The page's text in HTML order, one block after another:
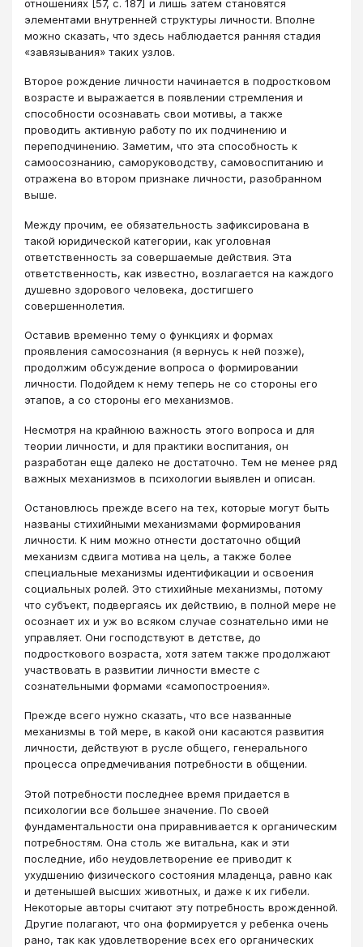
отношениях [57, с. 187] и лишь затем становятся
элементами внутренней структуры личности. Вполне
можно сказать, что здесь наблюдается ранняя стадия
«завязывания» таких узлов.
Второе рождение личности начинается в подростковом
возрасте и выражается в появлении стремления и
способности осознавать свои мотивы, а также
проводить активную работу по их подчинению и
переподчинению. Заметим, что эта способность к
самоосознанию, саморуководству, самовоспитанию и
отражена во втором признаке личности, разобранном
выше.
Между прочим, ее обязательность зафиксирована в
такой юридической категории, как уголовная
ответственность за совершаемые действия. Эта
ответственность, как известно, возлагается на каждого
душевно здорового человека, достигшего
совершеннолетия.
Оставив временно тему о функциях и формах
проявления самосознания (я вернусь к ней позже),
продолжим обсуждение вопроса о формировании
личности. Подойдем к нему теперь не со стороны его
этапов, а со стороны его механизмов.
Несмотря на крайнюю важность этого вопроса и для
теории личности, и для практики воспитания, он
разработан еще далеко не достаточно. Тем не менее ряд
важных механизмов в психологии выявлен и описан.
Остановлюсь прежде всего на тех, которые могут быть
названы стихийными механизмами формирования
личности. К ним можно отнести достаточно общий
механизм сдвига мотива на цель, а также более
специальные механизмы идентификации и освоения
социальных ролей. Это стихийные механизмы, потому
что субъект, подвергаясь их действию, в полной мере не
осознает их и уж во всяком случае сознательно ими не
управляет. Они господствуют в детстве, до
подросткового возраста, хотя затем также продолжают
участвовать в развитии личности вместе с
сознательными формами «самопостроения».
Прежде всего нужно сказать, что все названные
механизмы в той мере, в какой они касаются развития
личности, действуют в русле общего, генерального
процесса опредмечивания потребности в общении.
Этой потребности последнее время придается в
психологии все большее значение. По своей
фундаментальности она приравнивается к органическим
потребностям. Она столь же витальна, как и эти
последние, ибо неудовлетворение ее приводит к
ухудшению физического состояния младенца, равно как
и детенышей высших животных, и даже к их гибели.
Некоторые авторы считают эту потребность врожденной.
Другие полагают, что она формируется у ребенка очень
рано, так как удовлетворение всех его органических